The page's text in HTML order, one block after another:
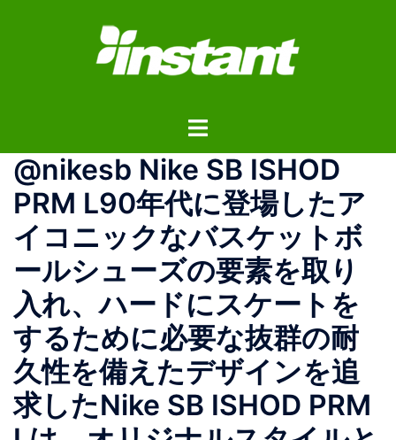
ス
ト
ル
メ
ニ
ュ
ー
@nikesb Nike SB ISHOD
PRM L90年代に登場したア
イコニックなバスケットボ
ールシューズの要素を取り
入れ、ハードにスケートを
するために必要な抜群の耐
久性を備えたデザインを追
求したNike SB ISHOD PRM